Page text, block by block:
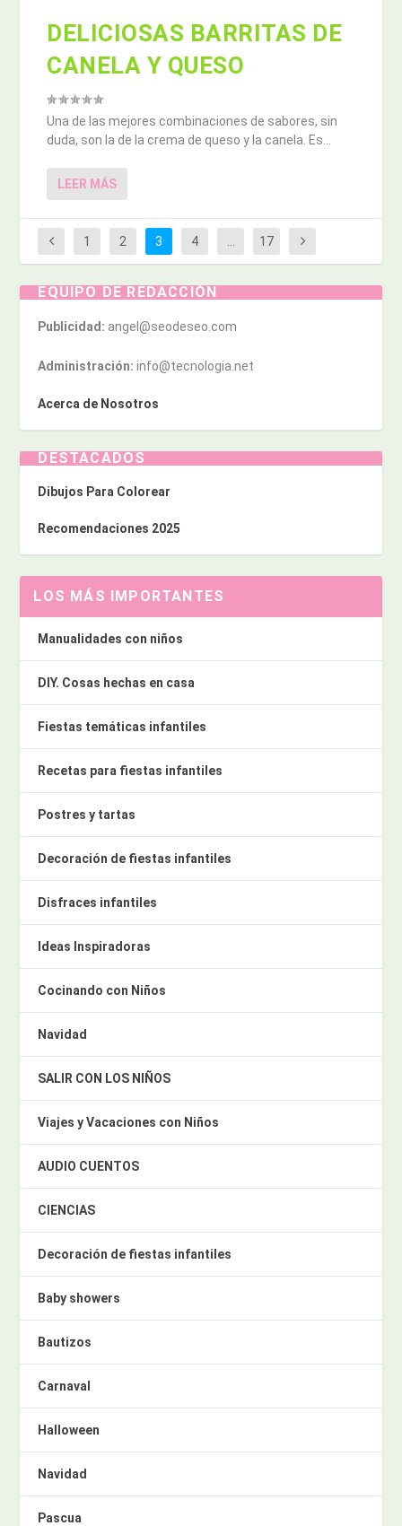
DELICIOSAS BARRITAS DE
CANELA Y QUESO
Una de las mejores combinaciones de sabores, sin
duda, son la de la crema de queso y la canela. Es...
LEER MÁS
1 2 3 4 … 17
EQUIPO DE REDACCIÓN
Publicidad: angel@seodeseo.com
Administración: info@tecnologia.net
Acerca de Nosotros
DESTACADOS
Dibujos Para Colorear
Recomendaciones 2025
LOS MÁS IMPORTANTES
Manualidades con niños
DIY. Cosas hechas en casa
Fiestas temáticas infantiles
Recetas para fiestas infantiles
Postres y tartas
Decoración de fiestas infantiles
Disfraces infantiles
Ideas Inspiradoras
Cocinando con Niños
Navidad
SALIR CON LOS NIÑOS
Viajes y Vacaciones con Niños
AUDIO CUENTOS
CIENCIAS
Decoración de fiestas infantiles
Baby showers
Bautizos
Carnaval
Halloween
Navidad
Pascua